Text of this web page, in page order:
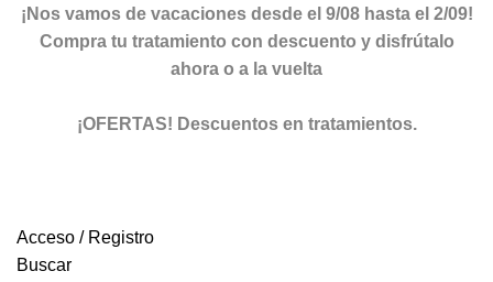
¡Nos vamos de vacaciones desde el 9/08 hasta el 2/09!
Compra tu tratamiento con descuento y disfrútalo
ahora o a la vuelta
¡OFERTAS! Descuentos en tratamientos.
Acceso / Registro
Buscar